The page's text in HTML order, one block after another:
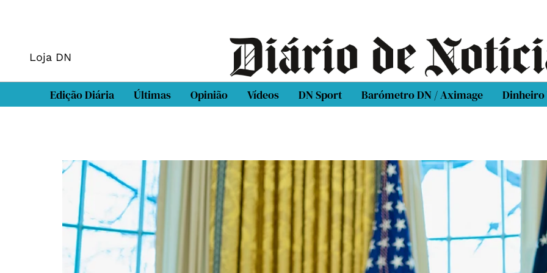
Loja DN
Edição Diária Últimas Opinião Vídeos DN Sport Barómetro DN / Aximage Dinheiro